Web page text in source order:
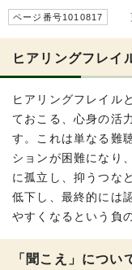
ページ番号1010817
ヒアリングフレイ
ヒアリングフレイル
ておこる、心身の活
す。これは単なる難
ションが困難になり
に孤立し、抑うつな
低下し、最終的には
やすくなるという負
「聞こえ」につい